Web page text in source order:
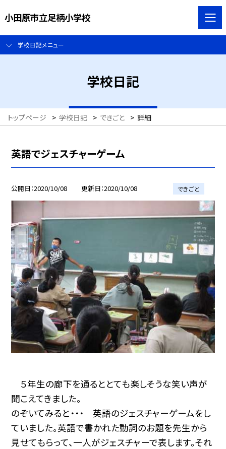
小田原市立足柄小学校
学校日記メニュー
学校日記
トップページ > 学校日記 > できごと > 詳細
英語でジェスチャーゲーム
公開日 2020/10/08 更新日 2020/10/08 できごと
５年生の廊下を通るととても楽しそうな笑い声が
聞こえてきました。
のぞいてみると・・・ 英語のジェスチャーゲームをし
ていました。英語で書かれた動詞のお題を先生から
見せてもらって、一人がジェスチャーで表します。それ